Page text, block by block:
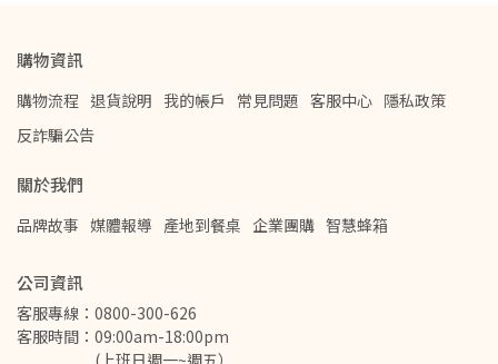
購物資訊
購物流程 退貨說明 我的帳戶 常見問題 客服中心 隱私政策
反詐騙公告
關於我們
品牌故事 媒體報導 產地到餐桌 企業團購 智慧蜂箱
公司資訊
客服專線：0800-300-626
客服時間：09:00am-18:00pm